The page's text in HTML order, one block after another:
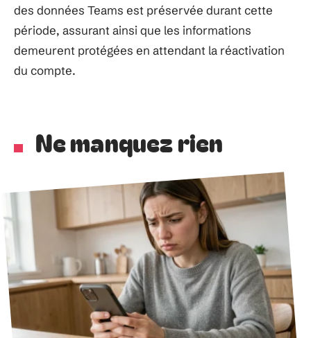
des données Teams est préservée durant cette
période, assurant ainsi que les informations
demeurent protégées en attendant la réactivation
du compte.
Ne manquez rien